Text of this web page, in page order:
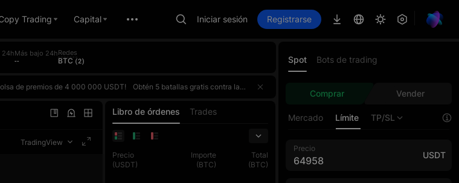
Trading Capital Iniciar sesión Registrarse
24hMás bajo 24h
--
Redes
BTC (2)
de premios de 4 000 000 USDT!
Obtén 5 batallas gratis contra la IA cada día y compite contra ella según tu ROI real. Gana para acumular puntos y subir en el ranking diario. El premio del top 1 diario es de hasta 10 000 USDT. Cada trade de futuros también cuenta para el concurso de volumen de trading, donde el top 1 de cada fase gana exclusivamente 100 000 USDT. ¡Participa una vez y obtén el doble de recompensas!¡Regístrate ahora, desafía al AI Master y participa por una bolsa premios de 4 000 000 USDT!🌟 Puntos destacados
TradingView
Libro de órdenes Trades
Precio
(USDT)
Importe
(BTC)
Total
(BTC)
Spot Bots de trading
Comprar Vender
Mercado Límite TP/SL
Precio
USDT